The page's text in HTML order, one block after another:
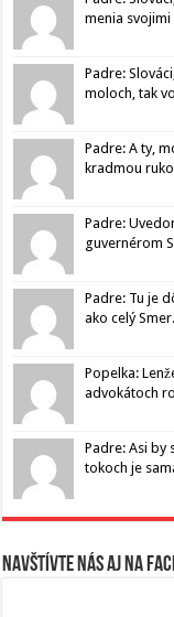
menia
Padre:
moloch, tak
Padre: A ty,
kradmou
Padre:
guvernérom
Padre: Tu je
ako celý
Popelka:
advokátoch
Padre: Asi by
tokoch je
Navštívte nás aj na